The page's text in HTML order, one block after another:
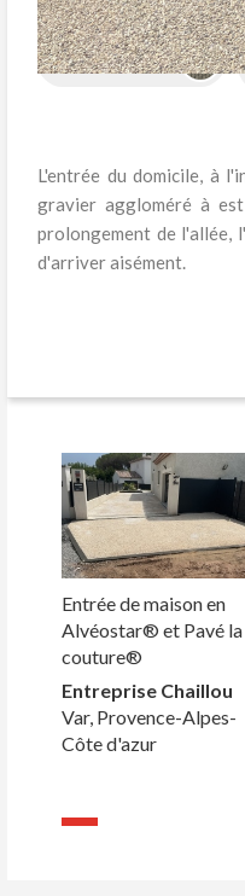
ALVÉOSTAR®
L'entrée du domicile, à
gravier aggloméré à
prolongement de l'allée,
d'arriver aisément.
Entrée de maison en
Alvéostar® et Pavé la
couture®
Entreprise Chaillou
Var, Provence-Alpes-
Côte d'azur